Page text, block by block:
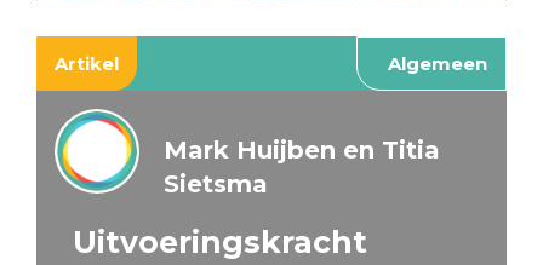
Artikel Algemeen
Mark Huijben en Titia
Sietsma
Uitvoeringskracht